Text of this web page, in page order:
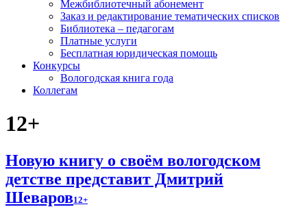
Межбиблиотечный абонемент
Заказ и редактирование тематических списков
Библиотека – педагогам
Платные услуги
Бесплатная юридическая помощь
Конкурсы
Вологодская книга года
Коллегам
12+
Новую книгу о своём вологодском
детстве представит Дмитрий
Шеваров12+